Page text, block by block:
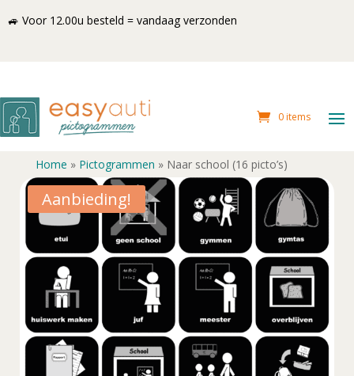
🚙 Voor 12.00u besteld = vandaag verzonden
0 items
Home » Pictogrammen » Naar school (16 picto’s)
Aanbieding!